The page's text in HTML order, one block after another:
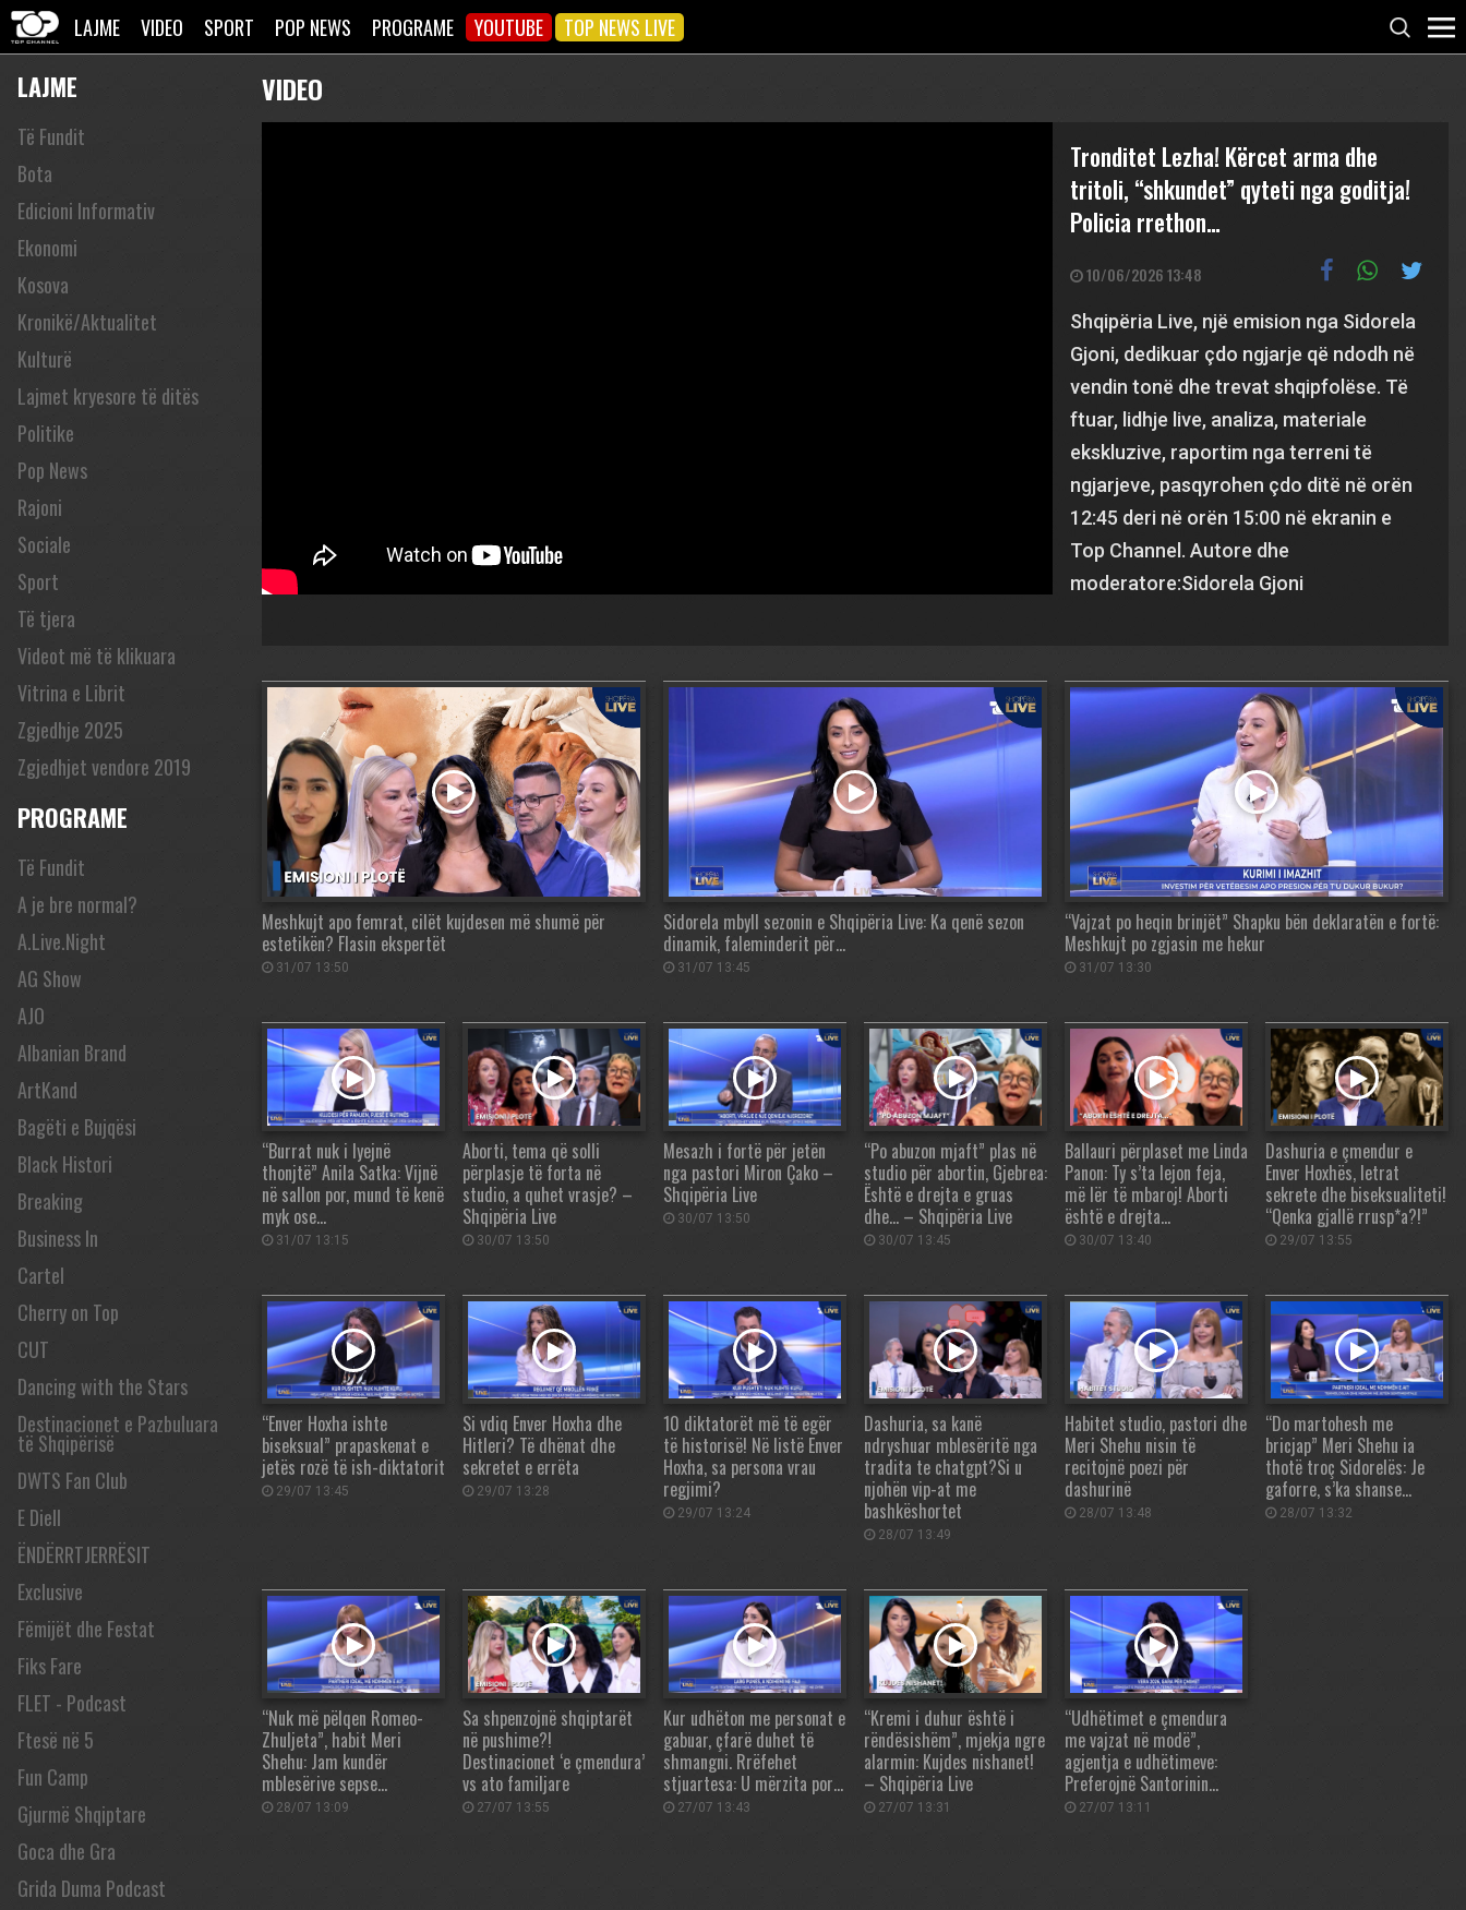
LAJME VIDEO SPORT POP NEWS PROGRAME YOUTUBE TOP NEWS LIVE
LAJME
Të Fundit
Bota
Edicioni Informativ
Ekonomi
Kosova
Kronikë/Aktualitet
Kulturë
Lajmet kryesore të ditës
Politike
Pop News
Rajoni
Sociale
Sport
Të tjera
Videot më të klikuara
Vitrina e Librit
Zgjedhje 2025
Zgjedhjet vendore 2019
PROGRAME
Të Fundit
A je bre normal?
A.Live.Night
AG Show
AJO
Albanian Brand
ArtKand
Bagëti e Bujqësi
Black Histori
Breaking
Business In
Cartel
Cherry on Top
CUT
Dancing with the Stars
Destinacionet e Pazbuluara
të Shqipërisë
DWTS Fan Club
E Diell
ËNDËRRTJERRËSIT
Exclusive
Fëmijët dhe Festat
Fiks Fare
FLET - Podcast
Ftesë në 5
Fun Camp
Gjurmë Shqiptare
Goca dhe Gra
Grida Duma Podcast
VIDEO
Tronditet Lezha! Kërcet arma dhe
tritoli, “shkundet” qyteti nga goditja!
Policia rrethon…
10/06/2026 13:48
Shqipëria Live, një emision nga Sidorela
Gjoni, dedikuar çdo ngjarje që ndodh në
vendin tonë dhe trevat shqipfolëse. Të
ftuar, lidhje live, analiza, materiale
ekskluzive, raportim nga terreni të
ngjarjeve, pasqyrohen çdo ditë në orën
12:45 deri në orën 15:00 në ekranin e
Top Channel. Autore dhe
moderatore:Sidorela Gjoni
Meshkujt apo femrat, cilët kujdesen më shumë për
estetikën? Flasin ekspertët
31/07 13:50
Sidorela mbyll sezonin e Shqipëria Live: Ka qenë sezon
dinamik, faleminderit për…
31/07 13:45
“Vajzat po heqin brinjët” Shapku bën deklaratën e fortë:
Meshkujt po zgjasin me hekur
31/07 13:30
“Burrat nuk i lyejnë
thonjtë” Anila Satka: Vijnë
në sallon por, mund të kenë
myk ose…
31/07 13:15
Aborti, tema që solli
përplasje të forta në
studio, a quhet vrasje? –
Shqipëria Live
30/07 13:50
Mesazh i fortë për jetën
nga pastori Miron Çako –
Shqipëria Live
30/07 13:50
“Po abuzon mjaft” plas në
studio për abortin, Gjebrea:
Është e drejta e gruas
dhe… – Shqipëria Live
30/07 13:45
Ballauri përplaset me Linda
Panon: Ty s’ta lejon feja,
më lër të mbaroj! Aborti
është e drejta…
30/07 13:40
Dashuria e çmendur e
Enver Hoxhës, letrat
sekrete dhe biseksualiteti!
“Qenka gjallë rrusp*a?!”
29/07 13:55
“Enver Hoxha ishte
biseksual” prapaskenat e
jetës rozë të ish-diktatorit
29/07 13:45
Si vdiq Enver Hoxha dhe
Hitleri? Të dhënat dhe
sekretet e errëta
29/07 13:28
10 diktatorët më të egër
të historisë! Në listë Enver
Hoxha, sa persona vrau
regjimi?
29/07 13:24
Dashuria, sa kanë
ndryshuar mblesëritë nga
tradita te chatgpt?Si u
njohën vip-at me
bashkëshortet
28/07 13:49
Habitet studio, pastori dhe
Meri Shehu nisin të
recitojnë poezi për
dashurinë
28/07 13:48
“Do martohesh me
bricjap” Meri Shehu ia
thotë troç Sidorelës: Je
gaforre, s’ka shanse…
28/07 13:32
“Nuk më pëlqen Romeo-
Zhuljeta”, habit Meri
Shehu: Jam kundër
mblesërive sepse…
28/07 13:09
Sa shpenzojnë shqiptarët
në pushime?!
Destinacionet ‘e çmendura’
vs ato familjare
27/07 13:55
Kur udhëton me personat e
gabuar, çfarë duhet të
shmangni. Rrëfehet
stjuartesa: U mërzita por…
27/07 13:43
“Kremi i duhur është i
rëndësishëm”, mjekja ngre
alarmin: Kujdes nishanet!
– Shqipëria Live
27/07 13:31
“Udhëtimet e çmendura
me vajzat në modë”,
agjentja e udhëtimeve:
Preferojnë Santorinin…
27/07 13:11